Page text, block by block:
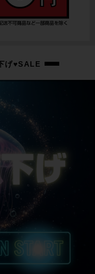
部・後方)にキズ、左シートチ
にスレがございますが、その他
げ♥SALE